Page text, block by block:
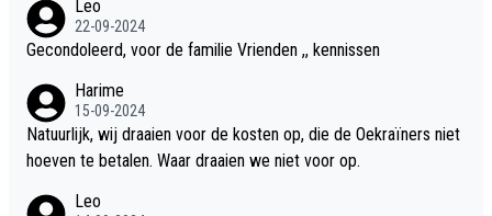
verteld in Groningen. Ik gun Anouk en Douwe Bob hun rouw verd
riet en als ervaringsdeskundige heb ik zeker begrip hiervoor. Wa
delijk overeenkomend met mijn gezins verlies in 1992 een soor
t ready-made lied geschreven, geproduceerd en op de radio te
beluisteren zijn binnen 12 dagen na het verlies van Anouk en Do
uwe Bob's zoon. Wij hadden zeker geen commerciële energie g
ehad zo snel na ons verlies zoiets te ondernemen en alle ouder
Leo
22-09-2024
Gecondoleerd, voor de familie Vrienden ,, kennissen
Harime
15-09-2024
Natuurlijk, wij draaien voor de kosten op, die de Oekraïners niet
hoeven te betalen. Waar draaien we niet voor op.
Leo